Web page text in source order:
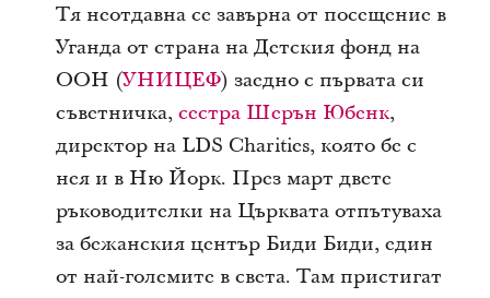
Тя неотдавна се завърна от посещение в
Уганда от страна на Детския фонд на
ООН (УНИЦЕФ) заедно с първата си
съветничка, сестра Шерън Юбенк,
директор на LDS Charities, която бе с
нея и в Ню Йорк. През март двете
ръководителки на Църквата отпътуваха
за бежанския център Биди Биди, един
от най-големите в света. Там пристигат